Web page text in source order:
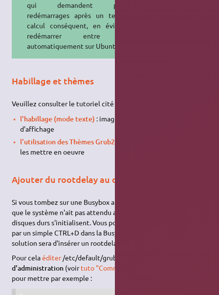
qui demandent plusieurs
redémarrages après un temps de
calcul conséquent, en évitant de
redémarrer entre temps
automatiquement sur Ubuntu.
Habillage et thèmes
Veuillez consulter le tutoriel cité plus haut pour :
l'habillage (mode texte) : image de fond et couleurs
d'affichage
l'utilisation des Thèmes Grub2
les mettre en oeuvre
Ajouter du rootdelay au démarrage
Si vous tombez sur une Busybox au démarrage, il est possible
que le système n'ait pas attendu assez longtemps pour que les
disques durs s'initialisent. Vous pouvez continuer le démarrage
par un simple CTRL+D dans la Busybox. Si cela fonctionne, une
solution sera d'insérer un rootdelay dans GRUB.
Pour celaéditer/etc/default/grub
d'administration (voirtuto "Comment modifier un fichier ?"
pour mettre par exemple :